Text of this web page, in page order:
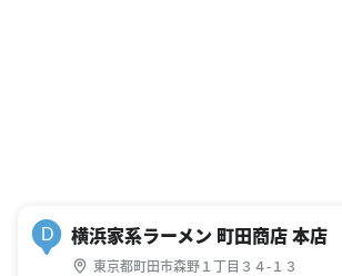
D 横浜家系ラーメン 町田商店 本店
東京都町田市森野１丁目３４-１３